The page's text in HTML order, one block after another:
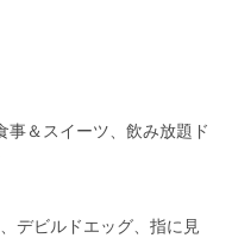
事＆スイーツ、飲み放題ド
デビルドエッグ、指に見